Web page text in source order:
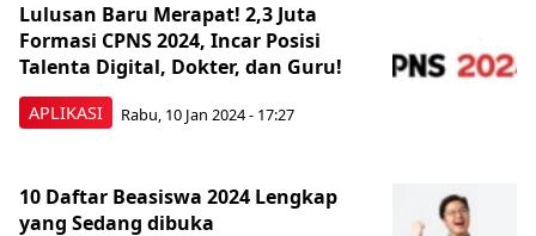
APLIKASI
Lulusan Baru Merapat! 2,3 Juta
Formasi CPNS 2024, Incar Posisi
Talenta Digital, Dokter, dan Guru!
Rabu, 10 Jan 2024 - 17:27
10 Daftar Beasiswa 2024 Lengkap
yang Sedang dibuka